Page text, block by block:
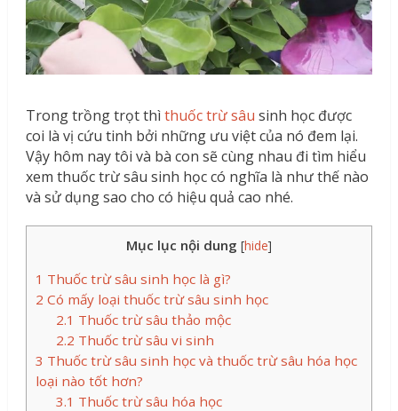
Trong trồng trọt thìthuốc trừ sâu sinh học được
coi là vị cứu tinh bởi những ưu việt của nó đem lại.
Vậy hôm nay tôi và bà con sẽ cùng nhau đi tìm hiểu
xem thuốc trừ sâu sinh học có nghĩa là như thế nào
và sử dụng sao cho có hiệu quả cao nhé.
Mục lục nội dung [hide]
1 Thuốc trừ sâu sinh học là gì?
2 Có mấy loại thuốc trừ sâu sinh học
2.1 Thuốc trừ sâu thảo mộc
2.2 Thuốc trừ sâu vi sinh
3 Thuốc trừ sâu sinh học và thuốc trừ sâu hóa học
loại nào tốt hơn?
3.1 Thuốc trừ sâu hóa học